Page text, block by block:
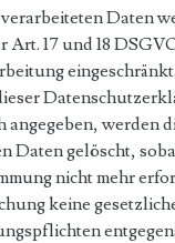
Daten
Art. 17 und 18
werden
Daten gelöscht,
nicht mehr
keine